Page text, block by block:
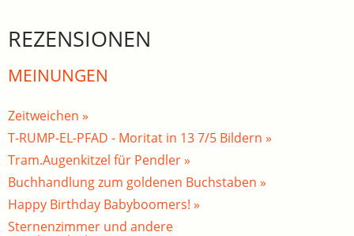
REZENSIONEN
MEINUNGEN
Zeitweichen »
T-RUMP-EL-PFAD - Moritat in 13 7/5 Bildern »
Tram.Augenkitzel für Pendler »
Buchhandlung zum goldenen Buchstaben »
Happy Birthday Babyboomers! »
Sternenzimmer und andere